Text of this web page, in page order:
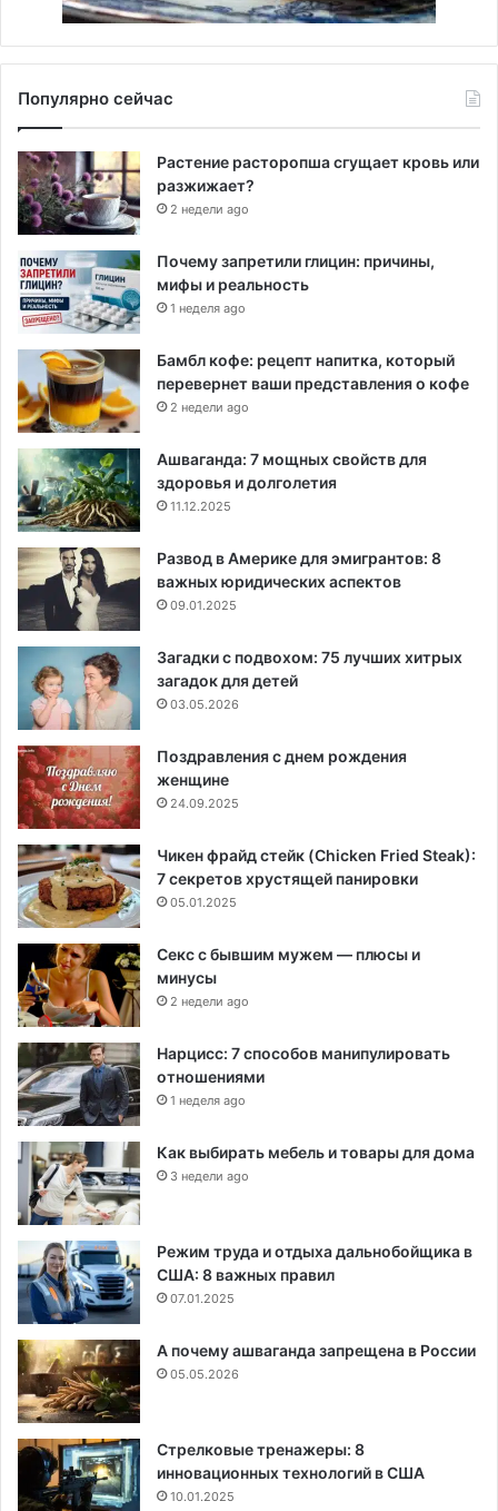
Популярно сейчас
Растение расторопша сгущает кровь или
разжижает?
2 недели ago
Почему запретили глицин: причины,
мифы и реальность
1 неделя ago
Бамбл кофе: рецепт напитка, который
перевернет ваши представления о кофе
2 недели ago
Ашваганда: 7 мощных свойств для
здоровья и долголетия
11.12.2025
Развод в Америке для эмигрантов: 8
важных юридических аспектов
09.01.2025
Загадки с подвохом: 75 лучших хитрых
загадок для детей
03.05.2026
Поздравления с днем рождения
женщине
24.09.2025
Чикен фрайд стейк (Chicken Fried Steak):
7 секретов хрустящей панировки
05.01.2025
Секс с бывшим мужем — плюсы и
минусы
2 недели ago
Нарцисс: 7 способов манипулировать
отношениями
1 неделя ago
Как выбирать мебель и товары для дома
3 недели ago
Режим труда и отдыха дальнобойщика в
США: 8 важных правил
07.01.2025
А почему ашваганда запрещена в России
05.05.2026
Стрелковые тренажеры: 8
инновационных технологий в США
10.01.2025